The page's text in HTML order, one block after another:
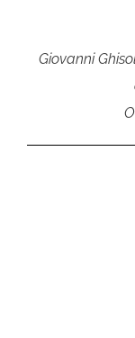
Giovanni